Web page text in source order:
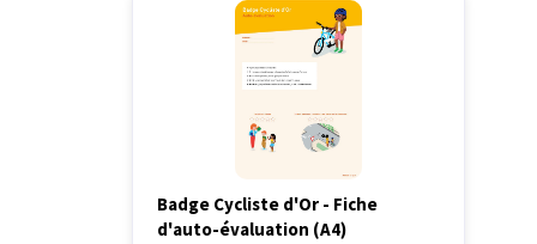
Badge Cycliste d'Or - Fiche
d'auto-évaluation (A4)